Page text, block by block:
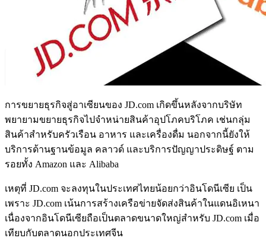
การขยายธุรกิจสู่อาเซียนของ JD.com เกิดขึ้นหลังจากบริษัท
พยายามขยายธุรกิจไปจำหน่ายสินค้าอุปโภคบริโภค เช่นกลุ่ม
สินค้าสำหรับครัวเรือน อาหาร และเครื่องดื่ม นอกจากนี้ยังให้
บริการด้านฐานข้อมูล คลาวด์ และบริการปัญญาประดิษฐ์ ตาม
รอยทั้ง Amazon และ Alibaba
เหตุที่ JD.com จะลงทุนในประเทศไทยน้อยกว่าอินโดนีเซีย เป็น
เพราะ JD.com เน้นการสร้างเครือข่ายจัดส่งสินค้าในแดนอิเหนา
เนื่องจากอินโดนีเซียถือเป็นตลาดขนาดใหญ่สำหรับ JD.com เมื่อ
เทียบกับตลาดนอกประเทศจีน